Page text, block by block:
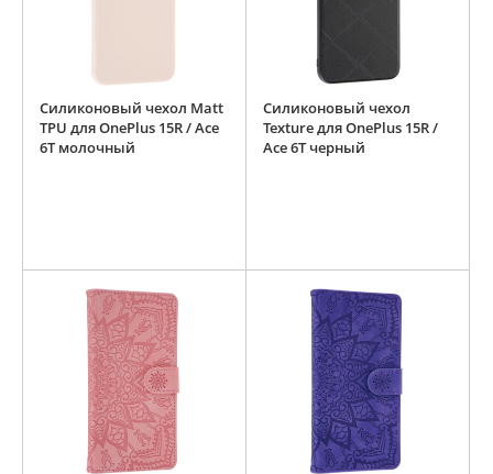
Силиконовый чехол Matt
TPU для OnePlus 15R / Ace
6T молочный
Силиконовый чехол
Texture для OnePlus 15R /
Ace 6T черный